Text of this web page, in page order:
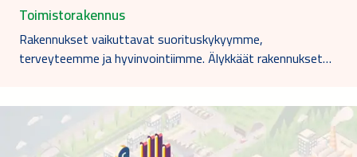
Toimistorakennus
Rakennukset vaikuttavat suorituskykyymme,
terveyteemme ja hyvinvointiimme. Älykkäät rakennukset…